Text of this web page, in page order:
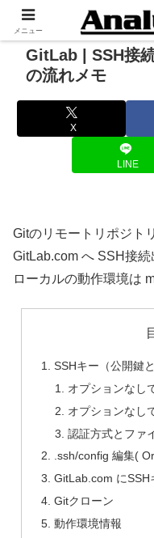
GitLab | SSH接
の流れメモ
X
LINE
Gitのリモートリポジト
GitLab.com へ SSH接
ローカルの動作環境は
SSHキー（公開鍵
オプションなし
オプションなし
認証方式とファ
.ssh/config 編集(
GitLab.com にSSH
Gitクローン
動作環境情報
メニュー